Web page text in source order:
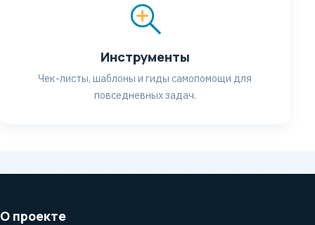
Инструменты
Чек-листы, шаблоны и гиды самопомощи для
повседневных задач.
О проекте